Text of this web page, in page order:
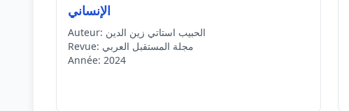
الإنساني
Auteur: الحبيب استاتي زين الدين
Revue: مجلة المستقبل العربي
Année: 2024